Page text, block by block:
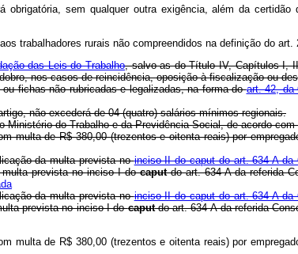
obrigatória, sem qualquer outra exigência, além da
trabalhadores rurais não compreendidos na definição do art.
das Leis do Trabalho, salvo as do Título IV, Capítulos I,
nos casos de reincidência, oposição à fiscalização ou
fichas não rubricadas e legalizadas, na forma doart. 42, da
não excederá de 04 (quatro) salários mínimos regionais.
Ministério do Trabalho e da Previdência Social, de acordo
com multa de R$ 380,00 (trezentos e oitenta reais) por
da multa prevista noinciso II do caput do art. 634-A da
multa prevista no inciso I docaputdo art. 634-A da
da multa prevista noinciso II do caput do art. 634-A da
prevista no inciso I docaputdo art. 634-A da
multa de R$ 380,00 (trezentos e oitenta reais) por